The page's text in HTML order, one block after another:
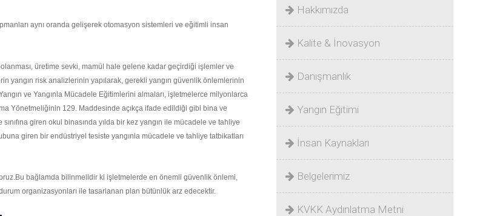
aynı oranda gelişerek otomasyon sistemleri ve eğitimli insan
üretime sevki, mamül hale gelene kadar geçirdiği işlemler ve
yangın risk analizlerinin yapılarak, gerekli yangın güvenlik önlemlerinin
ve Yangınla Mücadele Eğitimlerini almaları, işletmelerce milyonlarca
Yönetmeliğinin 129. Maddesinde açıkça ifade edildiği gibi bina ve
giren okul binasında yılda bir kez yangın ile mücadele ve tahliye
giren bir endüstriyel tesiste yangınla mücadele ve tahliye tatbikatları
bağlamda bilinmelidir ki işletmelerde en önemli güvenlik önlemi,
organizasyonları ile tasarlanan plan bütünlük arz edecektir.
Hakkımızda
Kalite & İnovasyon
Danışmanlık
Yangın Eğitimi
İnsan Kaynakları
Belgelerimiz
KVKK Aydınlatma Metni